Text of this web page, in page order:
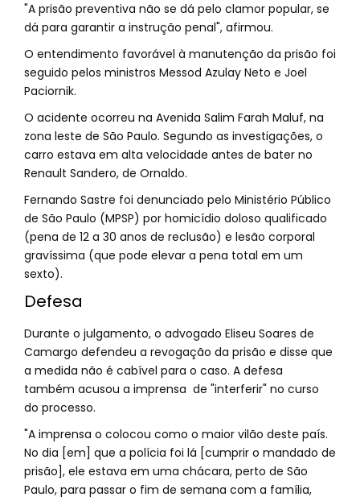
"A prisão preventiva não se dá pelo clamor popular, se
dá para garantir a instrução penal", afirmou.
O entendimento favorável à manutenção da prisão foi
seguido pelos ministros Messod Azulay Neto e Joel
Paciornik.
O acidente ocorreu na Avenida Salim Farah Maluf, na
zona leste de São Paulo. Segundo as investigações, o
carro estava em alta velocidade antes de bater no
Renault Sandero, de Ornaldo.
Fernando Sastre foi denunciado pelo Ministério Público
de São Paulo (MPSP) por homicídio doloso qualificado
(pena de 12 a 30 anos de reclusão) e lesão corporal
gravíssima (que pode elevar a pena total em um
sexto).
Defesa
Durante o julgamento, o advogado Eliseu Soares de
Camargo defendeu a revogação da prisão e disse que
a medida não é cabível para o caso. A defesa
também acusou a imprensa de "interferir" no curso
do processo.
"A imprensa o colocou como o maior vilão deste país.
No dia [em] que a polícia foi lá [cumprir o mandado de
prisão], ele estava em uma chácara, perto de São
Paulo, para passar o fim de semana com a família,